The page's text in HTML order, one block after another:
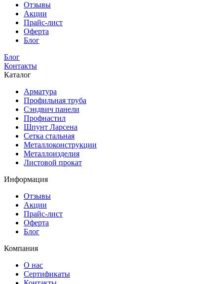
Отзывы
Акции
Прайс-лист
Оферта
Блог
Блог
Контакты
Каталог
Арматура
Профильная труба
Сэндвич панели
Профнастил
Шпунт Ларсена
Сетка стальная
Металлоконструкции
Металлоизделия
Листовой прокат
Информация
Отзывы
Акции
Прайс-лист
Оферта
Блог
Компания
О нас
Сертификаты